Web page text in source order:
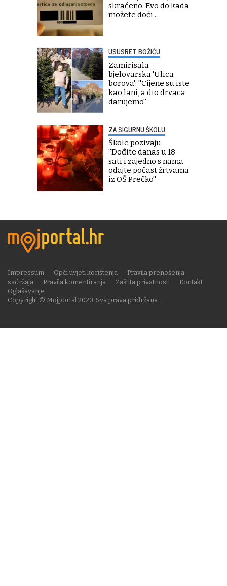
skraćeno. Evo do kada
možete doći...
USUSRET BOŽIĆU
Zamirisala
bjelovarska 'Ulica
borova': ''Cijene su iste
kao lani, a dio drvaca
darujemo''
ZA SIGURNU ŠKOLU
Škole pozivaju:
''Dođite danas u 18
sati i zajedno s nama
odajte počast žrtvama
iz OŠ Prečko''
Copyright © Mojportal 2020. Sva prava pridržana.
Impressum Opći uvjeti korištenja
Pravila prenošenja
sadržaja
Pravila komentiranja Zaštita privatnosti
Kontakt
Oglašavanje